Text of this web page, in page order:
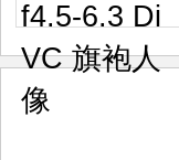
Di
旗